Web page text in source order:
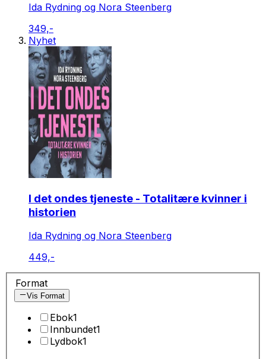
Ida Rydning og Nora Steenberg
349,-
Nyhet
I det ondes tjeneste - Totalitære kvinner i
historien
Ida Rydning og Nora Steenberg
449,-
Format
Vis Format
Ebok1
Innbundet1
Lydbok1